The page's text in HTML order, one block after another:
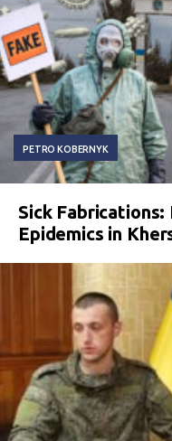
PETRO KOBERNYK
Sick Fabrications:
Epidemics in